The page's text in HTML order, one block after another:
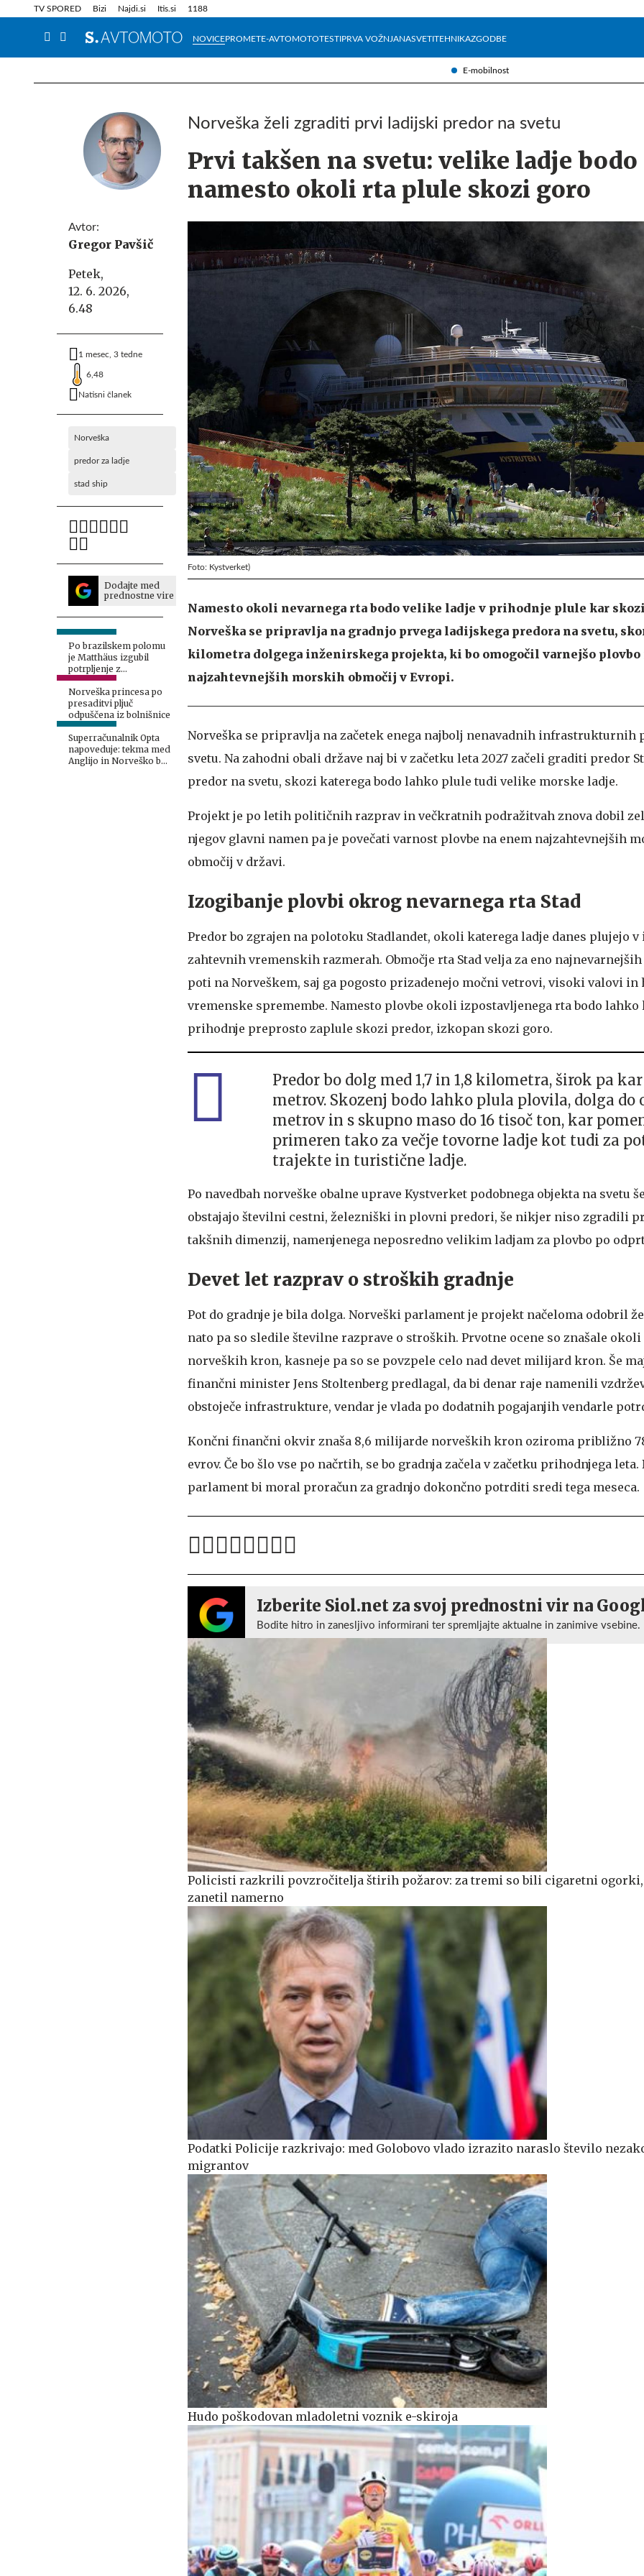
E-mobilnost
TV SPORED Bizi Najdi.si Itis.si 1188
NOVICEPROMETE-AVTOMOTOTESTIPRVA VOŽNJANASVETITEHNIKAZGODBE
Info in obvestila Tehnik
Avtor:
Gregor Pavšič
Petek,
12. 6. 2026,
6.48
1 mesec, 3 tedne
6,48
Natisni članek
Norveška
predor za ladje
stad ship
Dodajte med
prednostne vire
Po brazilskem polomu
je Matthäus izgubil
potrpljenje z
Neymarjem
Norveška princesa po
presaditvi pljuč
odpuščena iz bolnišnice
Superračunalnik Opta
napoveduje: tekma med
Anglijo in Norveško bo
Norveška želi zgraditi prvi ladijski predor na svetu
Prvi takšen na svetu: velike ladje bodo
namesto okoli rta plule skozi goro
Foto: Kystverket)
Namesto okoli nevarnega rta bodo velike ladje v prihodnje plule kar
Norveška se pripravlja na gradnjo prvega ladijskega predora na svetu,
kilometra dolgega inženirskega projekta, ki bo omogočil varnejšo plovbo
najzahtevnejših morskih območij v Evropi.
Norveška se pripravlja na začetek enega najbolj nenavadnih infrastrukturnih
svetu. Na zahodni obali države naj bi v začetku leta 2027 začeli graditi predor
predor na svetu, skozi katerega bodo lahko plule tudi velike morske ladje.
Projekt je po letih političnih razprav in večkratnih podražitvah znova dobil
njegov glavni namen pa je povečati varnost plovbe na enem najzahtevnejših
območij v državi.
Izogibanje plovbi okrog nevarnega rta Stad
Predor bo zgrajen na polotoku Stadlandet, okoli katerega ladje danes plujejo v
zahtevnih vremenskih razmerah. Območje rta Stad velja za eno
poti na Norveškem, saj ga pogosto prizadenejo močni vetrovi, visoki valovi in
vremenske spremembe. Namesto plovbe okoli izpostavljenega rta bodo lahko
prihodnje preprosto zaplule skozi predor, izkopan skozi goro.
Predor bo dolg med 1,7 in 1,8 kilometra, širok pa kar
metrov. Skozenj bodo lahko plula plovila, dolga do
metrov in s skupno maso do 16 tisoč ton, kar
primeren tako za večje tovorne ladje kot tudi za
trajekte in turistične ladje.
Po navedbah norveške obalne uprave Kystverket podobnega objekta na svetu
obstajajo številni cestni, železniški in plovni predori, še nikjer niso zgradili
takšnih dimenzij, namenjenega neposredno velikim ladjam za plovbo po
Devet let razprav o stroških gradnje
Pot do gradnje je bila dolga. Norveški parlament je projekt načeloma odobril že
nato pa so sledile številne razprave o stroških. Prvotne ocene so znašale
norveških kron, kasneje pa so se povzpele celo nad devet milijard kron. Še
finančni minister Jens Stoltenberg predlagal, da bi denar raje namenili
obstoječe infrastrukture, vendar je vlada po dodatnih pogajanjih vendarle
Končni finančni okvir znaša 8,6 milijarde norveških kron oziroma približno
evrov. Če bo šlo vse po načrtih, se bo gradnja začela v začetku prihodnjega leta.
parlament bi moral proračun za gradnjo dokončno potrditi sredi tega meseca.
Izberite Siol.net za svoj prednostni vir na
Bodite hitro in zanesljivo informirani ter spremljajte aktualne in zanimive vsebine.
Policisti razkrili povzročitelja štirih požarov: za tremi so bili cigaretni ogorki,
zanetil namerno
Podatki Policije razkrivajo: med Golobovo vlado izrazito naraslo število
migrantov
Hudo poškodovan mladoletni voznik e-skiroja